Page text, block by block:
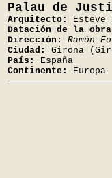
Palau de
Arquitecto:
Esteve
Datación de la
Dirección:
Ramón
Ciudad:
Girona
País:
España
Continente:
Europa